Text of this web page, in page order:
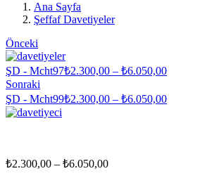
Ana Sayfa
Şeffaf Davetiyeler
Önceki
ŞD - Mcht97₺2.300,00 – ₺6.050,00Fiyat
₺2.300,00
Sonraki
ŞD - Mcht99₺2.300,00 – ₺6.050,00Fiyat
₺2.300,00 – ₺6.050,00Fiyat